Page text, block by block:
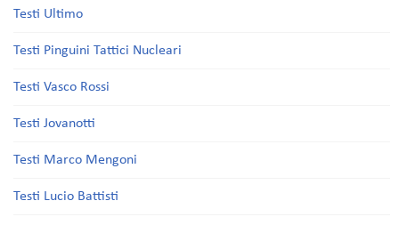
Testi Ultimo
Testi Pinguini Tattici Nucleari
Testi Vasco Rossi
Testi Jovanotti
Testi Marco Mengoni
Testi Lucio Battisti